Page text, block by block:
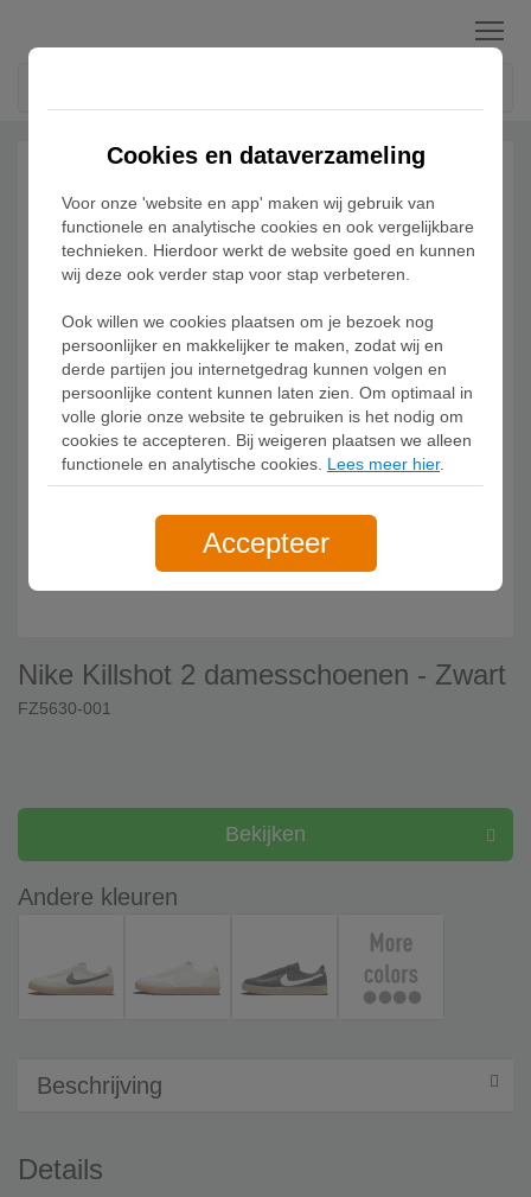
Menu
Nike Killshot 2 damesschoenen - Zwart
FZ5630-001
Bekijken
Andere kleuren
Beschrijving
Details
Cookies en dataverzameling
Voor onze 'website en app' maken wij gebruik van
functionele en analytische cookies en ook vergelijkbare
technieken. Hierdoor werkt de website goed en kunnen
wij deze ook verder stap voor stap verbeteren.
Ook willen we cookies plaatsen om je bezoek nog
persoonlijker en makkelijker te maken, zodat wij en
derde partijen jou internetgedrag kunnen volgen en
persoonlijke content kunnen laten zien. Om optimaal in
volle glorie onze website te gebruiken is het nodig om
cookies te accepteren. Bij weigeren plaatsen we alleen
functionele en analytische cookies. Lees meer hier.
Accepteer